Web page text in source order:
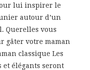
lui inspirer le
autour d’un
Querelles vous
gâter votre maman
classique Les
et élégants seront